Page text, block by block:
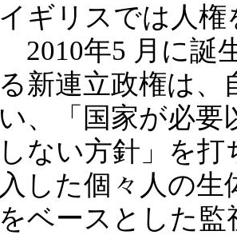
イギリスでは人
2010年5 月に誕
る新連立政権は、
い、「国家が必要
しない方針」を
入した個々人の
をベースとした